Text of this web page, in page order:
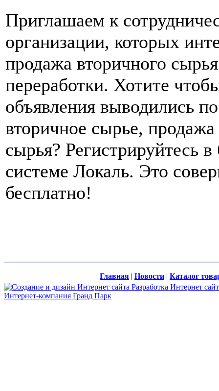
Приглашаем к
организации, которых
продажа вторичного
переработки. Хотите
объявления выводились
вторичное сырье, продажа
сырья? Регистрируйтесь в
системе Локаль. Это
бесплатно!
Главная | Новости | Каталог
Разработка Интернет
Интернет-компания Гранд Парк